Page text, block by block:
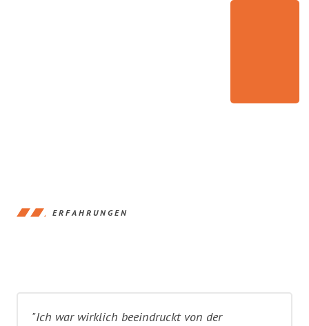
ERFAHRUNGEN
"Ich war wirklich beeindruckt von der